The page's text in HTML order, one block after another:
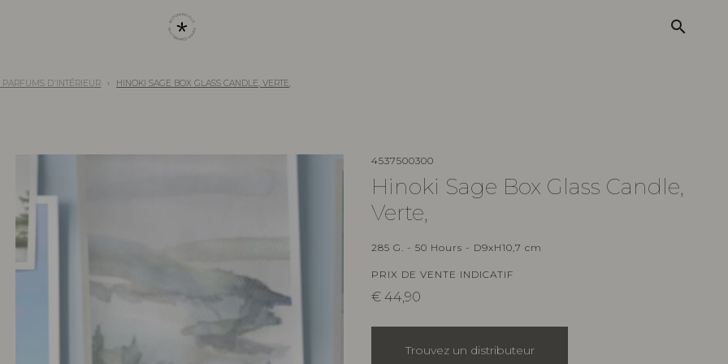
search
PARFUMS D'INTÉRIEUR HINOKI SAGE BOX GLASS CANDLE, VERTE,
4537500300
Hinoki Sage Box Glass Candle,
Verte,
285 G. - 50 Hours - D9xH10,7 cm
PRIX DE VENTE INDICATIF
€ 44,90
Trouvez un distributeur